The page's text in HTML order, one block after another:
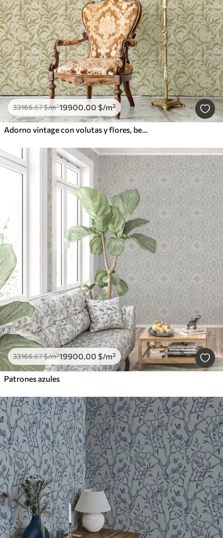
33166.67$/m²19900.00 $/m²
Adorno vintage con volutas y flores, beige y oliva
33166.67$/m²19900.00 $/m²
Patrones azules